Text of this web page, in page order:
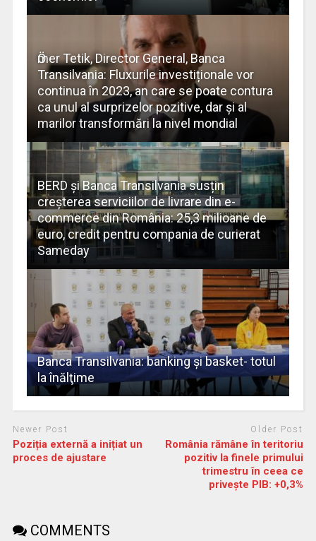
Ӧmer Tetik, Director General, Banca
Transilvania: Fluxurile investiționale vor
continua în 2023, an care se poate contura
ca unul al surprizelor pozitive, dar și al
marilor transformări la nivel mondial
BERD și Banca Transilvania susțin
creșterea serviciilor de livrare din e-
commerce din România: 25,3 milioane de
euro, credit pentru compania de curierat
Sameday
Banca Transilvania: banking şi basket- totul
la înălţime
Newer Post
Poziția externă a inițiat un
proces de ajustare
Older Post
România rămâne în teritoriu
pozitiv la finele primului
trimestru în ceea ce
priveşte PIB: +0,3%
COMMENTS